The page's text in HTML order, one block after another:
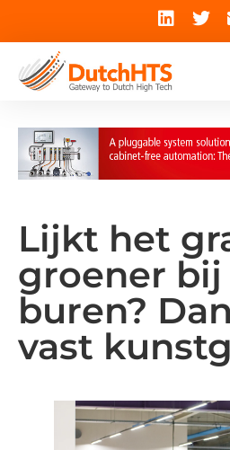
Lijkt het
groener bij
buren?
vast